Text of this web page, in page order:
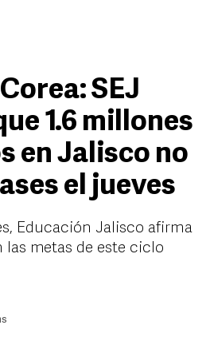
SEJ
1.6 millones
en Jalisco no
el jueves
Educación Jalisco afirma
metas de este ciclo